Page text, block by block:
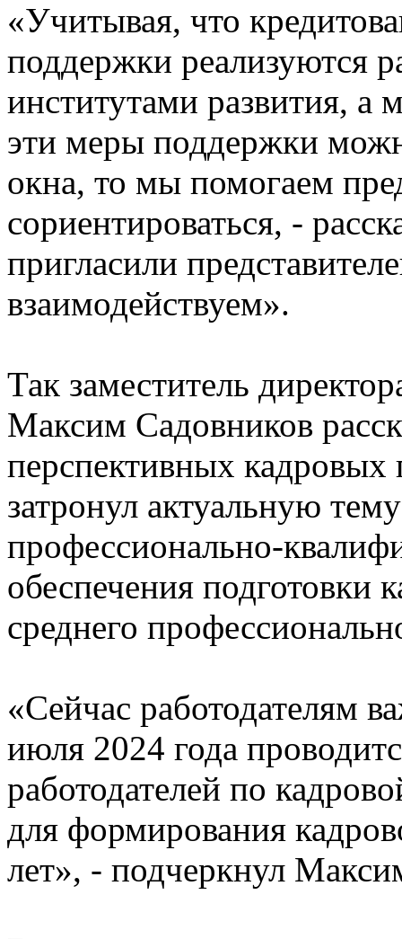
«Учитывая, что
поддержки реализуются
институтами развития, а
эти меры поддержки
окна, то мы помогаем
сориентироваться, -
пригласили
взаимодействуем».
Так заместитель
Максим Садовников
перспективных кадровых
затронул актуальную
профессионально-
обеспечения подготовки
среднего
«Сейчас работодателям
июля 2024 года
работодателей по
для формирования
лет», - подчеркнул